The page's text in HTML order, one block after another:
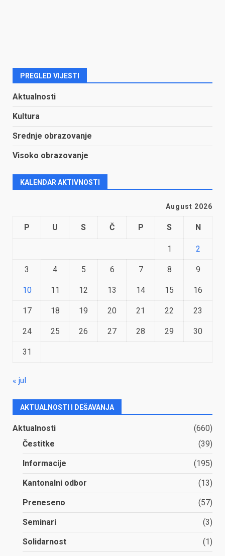
PREGLED VIJESTI
Aktualnosti
Kultura
Srednje obrazovanje
Visoko obrazovanje
KALENDAR AKTIVNOSTI
August 2026
P U S Č P S N
1 2
3 4 5 6 7 8 9
10 11 12 13 14 15 16
17 18 19 20 21 22 23
24 25 26 27 28 29 30
31
« jul
AKTUALNOSTI I DEŠAVANJA
Aktualnosti
(660)
Čestitke
(39)
Informacije (195)
Kantonalni odbor (13)
Preneseno (57)
Seminari (3)
Solidarnost (1)